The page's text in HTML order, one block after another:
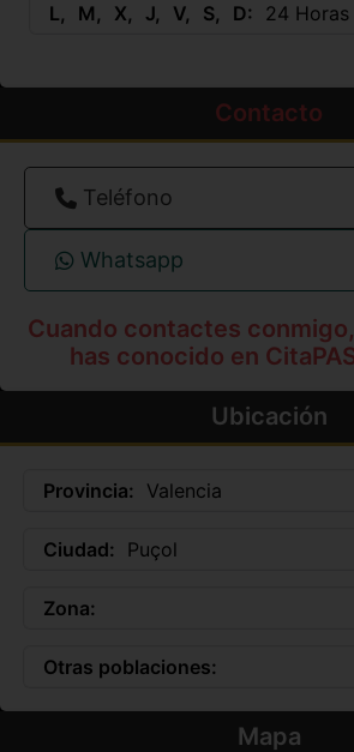
L M X J V S D 24 Horas
Contacto
Teléfono
Whatsapp
Cuando contactes
has conocido en
Ubicación
Provincia: Valencia
Ciudad: Puçol
Zona:
Otras poblaciones:
Mapa